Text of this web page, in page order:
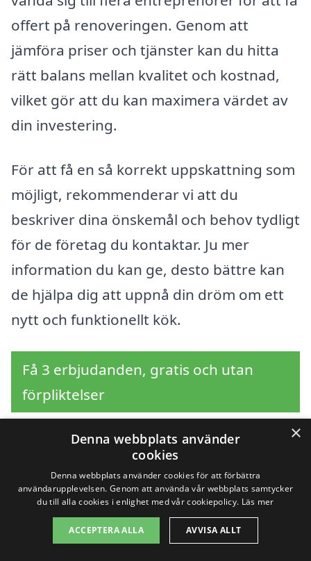
offert på renoveringen. Genom att
jämföra priser och tjänster kan du hitta
rätt balans mellan kvalitet och kostnad,
vilket gör att du kan maximera värdet av
din investering.
För att få en så korrekt uppskattning som
möjligt, rekommenderar vi att du
beskriver dina önskemål och behov tydligt
för de företag du kontaktar. Ju mer
information du kan ge, desto bättre kan
de hjälpa dig att uppnå din dröm om ett
nytt och funktionellt kök.
Få 3 erbjudanden, gratis och utan
förpliktelser
Sök efter en
professionell för
köksrenovering i andra
×
Denna webbplats använder
cookies
Denna webbplats använder cookies för att förbättra
användarupplevelsen. Genom att använda vår webbplats samtycker
du till alla cookies i enlighet med vår cookiepolicy. Läs mer
ACCEPTERA ALLA AVVISA ALLT